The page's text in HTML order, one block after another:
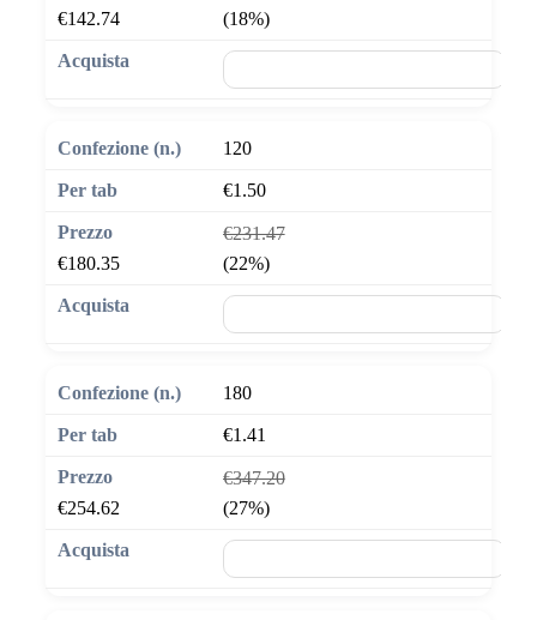
€142.74
(18%)
120
€1.50
€231.47
€180.35
(22%)
180
€1.41
€347.20
€254.62
(27%)